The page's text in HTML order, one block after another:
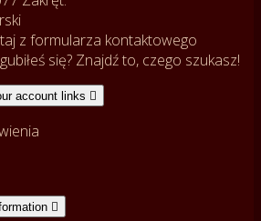
z formularza kontaktowego
się? Znajdź to, czego szukasz!
account links 
